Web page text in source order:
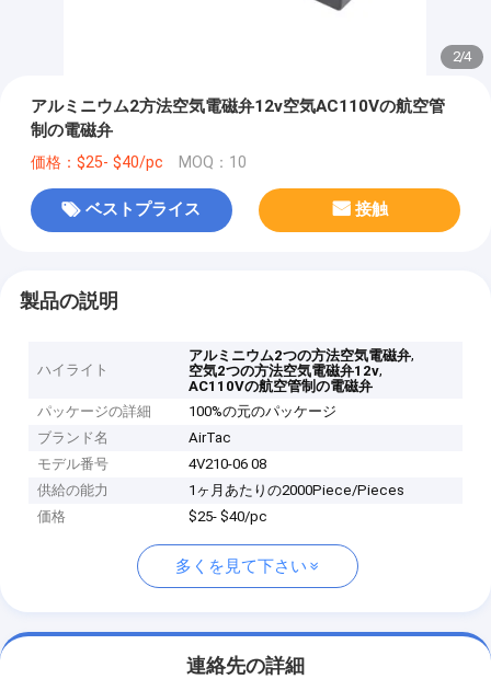
2/4
アルミニウム2方法空気電磁弁12v空気AC110Vの航空管
制の電磁弁
価格：$25- $40/pc MOQ：10
ベストプライス 接触
製品の説明
ハイライト
アルミニウム2つの方法空気電磁弁,
空気2つの方法空気電磁弁12v,
AC110Vの航空管制の電磁弁
パッケージの詳細
100%の元のパッケージ
ブランド名
AirTac
モデル番号
4V210-06 08
供給の能力
1ヶ月あたりの2000Piece/Pieces
価格
$25- $40/pc
多くを見て下さい
連絡先の詳細